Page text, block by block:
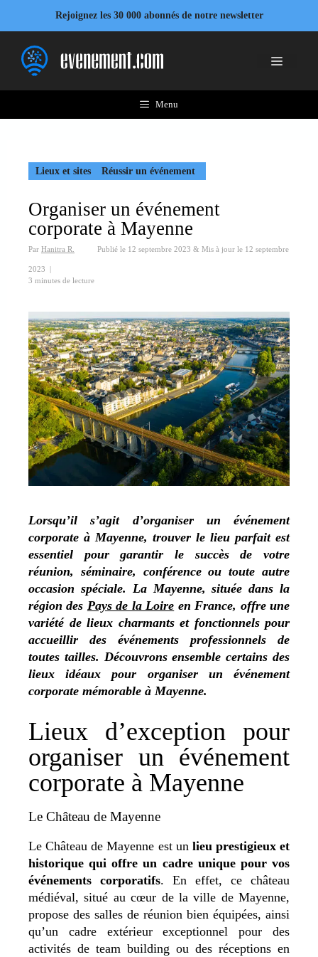
contenu
Rejoignez les 30 000 abonnés de notre newsletter
Menu
Menu
Lieux et sites Réussir un événement
Organiser un événement
corporate à Mayenne
Par Hanitra R. Publié le 12 septembre 2023 & Mis à jour le 12 septembre
2023 |
3 minutes de lecture
Lorsqu’il s’agit d’organiser un événement
corporate à Mayenne, trouver le lieu parfait est
essentiel pour garantir le succès de votre
réunion, séminaire, conférence ou toute autre
occasion spéciale. La Mayenne, située dans la
région des Pays de la Loire en France, offre une
variété de lieux charmants et fonctionnels pour
accueillir des événements professionnels de
toutes tailles. Découvrons ensemble certains des
lieux idéaux pour organiser un événement
corporate mémorable à Mayenne.
Lieux d’exception pour
organiser un événement
corporate à Mayenne
Le Château de Mayenne
Le Château de Mayenne est un lieu prestigieux et
historique qui offre un cadre unique pour vos
événements corporatifs. En effet, ce château
médiéval, situé au cœur de la ville de Mayenne,
propose des salles de réunion bien équipées, ainsi
qu’un cadre extérieur exceptionnel pour des
activités de team building ou des réceptions en